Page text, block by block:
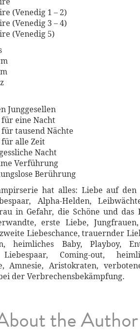
(Venedig 1 – 2)
(Venedig 3 – 4)
(Venedig 5)
Junggesellen
eine Nacht
tausend Nächte
für alle Zeit
Nacht
Verführung
Berührung
hat alles: Liebe auf
Alpha-Helden,
in Gefahr, die Schöne und das
erste Liebe,
Liebeschance, trauernder
heimliches Baby, Playboy,
Coming-out,
Amnesie, Aristokraten,
der Verbrechensbekämpfung.
the Author